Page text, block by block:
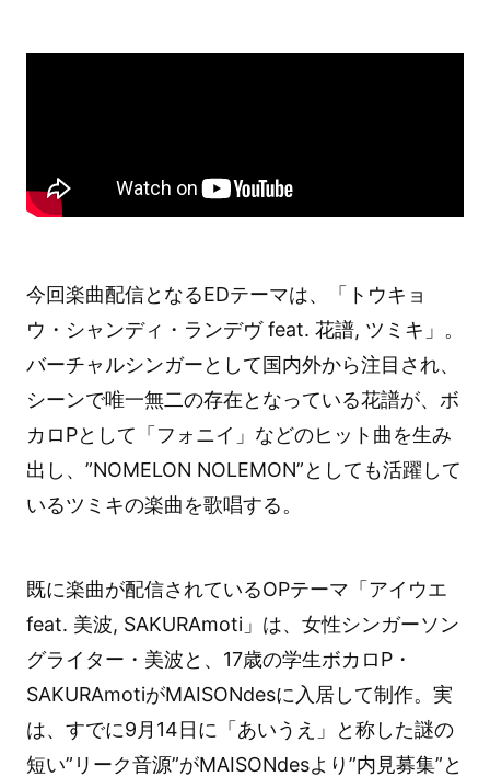
今回楽曲配信となるEDテーマは、「トウキョ
ウ・シャンディ・ランデヴ feat. 花譜, ツミキ」。
バーチャルシンガーとして国内外から注目され、
シーンで唯一無二の存在となっている花譜が、ボ
カロPとして「フォニイ」などのヒット曲を生み
出し、”NOMELON NOLEMON”としても活躍して
いるツミキの楽曲を歌唱する。
既に楽曲が配信されているOPテーマ「アイウエ
feat. 美波, SAKURAmoti」は、女性シンガーソン
グライター・美波と、17歳の学生ボカロP・
SAKURAmotiがMAISONdesに入居して制作。実
は、すでに9月14日に「あいうえ」と称した謎の
短い”リーク音源”がMAISONdesより”内見募集”と